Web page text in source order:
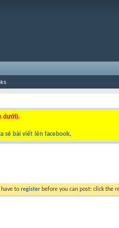
dưới).
sẻ bài viết lên facebook.
to register before you can post: click the